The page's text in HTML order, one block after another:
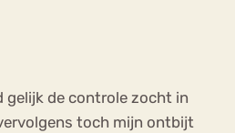
gelijk de controle zocht in
toch mijn ontbijt